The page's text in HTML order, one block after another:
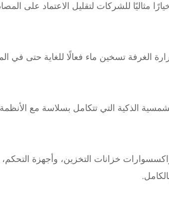
للشركات لتقليل الاعتماد على
الغرفة تسخين ماء فعالًا للغاية حتى في
الذكية التي تتكامل بسلاسة مع الأنظمة
خزانات التخزين، وأجهزة